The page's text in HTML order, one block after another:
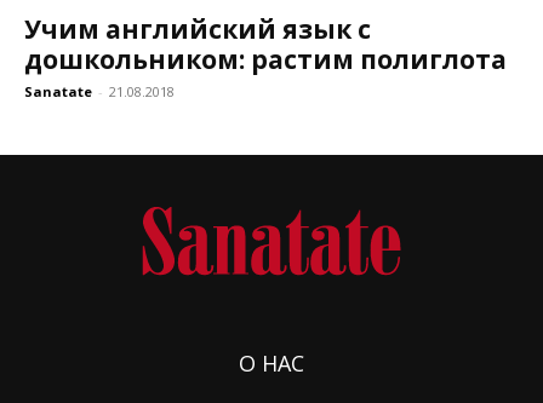
Учим английский язык с
дошкольником: растим полиглота
Sanatate - 21.08.2018
О НАС